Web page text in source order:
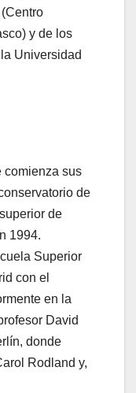
y de los
Universidad
comienza sus
de
de
1994.
Superior
con el
en la
David
donde
Rodland y,